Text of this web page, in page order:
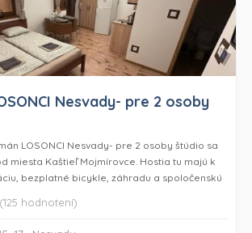
Nesvady- pre 2 osoby
LOSONCI Nesvady- pre 2 osoby štúdio sa
miesta Kaštieľ Mojmírovce. Hostia tu majú k
bezplatné bicykle, záhradu a spoločenskú
súkromné parkovisko.
(125 hodnotení)